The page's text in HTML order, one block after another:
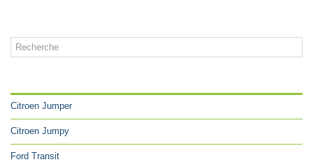
Citroen Jumper
Citroen Jumpy
Ford Transit